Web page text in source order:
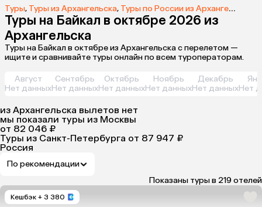
Туры, Туры из Архангельска, Туры по России из Архангельска
Туры на Байкал в октябре 2026 из
Архангельска
Туры на Байкал в октябре из Архангельска с перелетом —
ищите и сравнивайте туры онлайн по всем туроператорам.
Август
Нет данных
Сентябрь
Нет данных
Октябрь
Нет данных
Ноябрь
Нет данных
Декабрь
Нет данныхНет
из Архангельска вылетов нет
мы показали туры из Москвы
от 82 046 ₽
Туры из Санкт-Петербурга от 87 947 ₽
Россия
По рекомендации
Показаны туры в 219 отелей
Кешбэк + 3 380